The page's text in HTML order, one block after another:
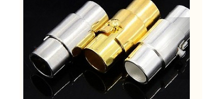
Previous Next